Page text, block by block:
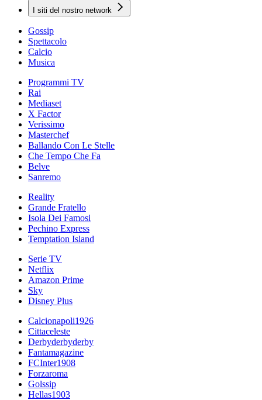
I siti del nostro network
Gossip
Spettacolo
Calcio
Musica
Programmi TV
Rai
Mediaset
X Factor
Verissimo
Masterchef
Ballando Con Le Stelle
Che Tempo Che Fa
Belve
Sanremo
Reality
Grande Fratello
Isola Dei Famosi
Pechino Express
Temptation Island
Serie TV
Netflix
Amazon Prime
Sky
Disney Plus
Calcionapoli1926
Cittaceleste
Derbyderbyderby
Fantamagazine
FCInter1908
Forzaroma
Golssip
Hellas1903